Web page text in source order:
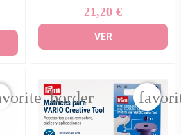
Precio
21,20 €
VER